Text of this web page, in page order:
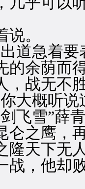
。
急着要
的余荫而
，战无不
概听说
雪”薛青
仑之鹰，
隆天下无
，他却败